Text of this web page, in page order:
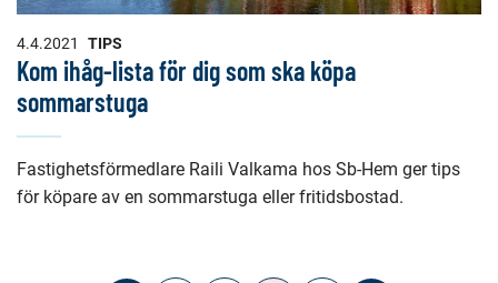
4.4.2021 TIPS
Kom ihåg-lista för dig som ska köpa
sommarstuga
Fastighetsförmedlare Raili Valkama hos Sb-Hem ger tips
för köpare av en sommarstuga eller fritidsbostad.